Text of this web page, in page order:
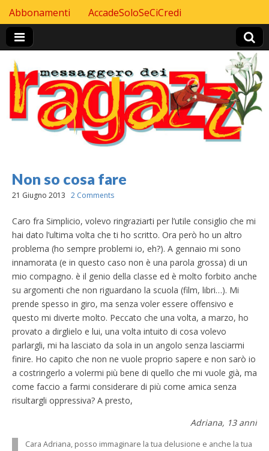
Header Top menu
Skip to content
Abbonamenti AccadeSoloSeCiCredi
Non so cosa fare
21 Giugno 2013 2 Comments
Caro fra Simplicio, volevo ringraziarti per l’utile consiglio che mi
hai dato l’ultima volta che ti ho scritto. Ora però ho un altro
problema (ho sempre problemi io, eh?). A gennaio mi sono
innamorata (e in questo caso non è una parola grossa) di un
mio compagno. è il genio della classe ed è molto forbito anche
su argomenti che non riguardano la scuola (film, libri…). Mi
prende spesso in giro, ma senza voler essere offensivo e
questo mi diverte molto. Peccato che una volta, a marzo, ho
provato a dirglielo e lui, una volta intuito di cosa volevo
parlargli, mi ha lasciato da sola in un angolo senza lasciarmi
finire. Ho capito che non ne vuole proprio sapere e non sarò io
a costringerlo a volermi più bene di quello che mi vuole già, ma
come faccio a farmi considerare di più come amica senza
risultargli oppressiva? A presto,
Adriana, 13 anni
Cara Adriana, posso immaginare la tua delusione e anche la tua